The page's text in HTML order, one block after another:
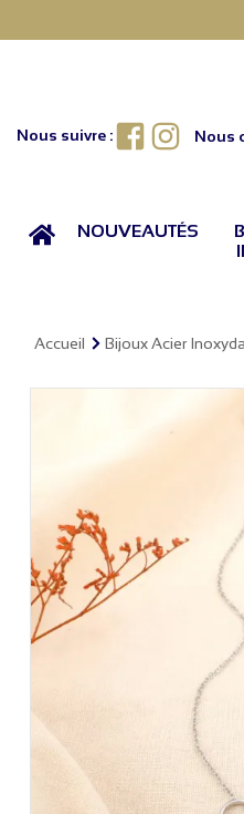
Nous suivre : Nous
ACCUEILNOUVEAUTÉS
Accueil Bijoux Acier